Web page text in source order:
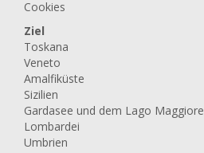
Cookies
Ziel
Toskana
Veneto
Amalfiküste
Sizilien
Gardasee und dem Lago Maggiore
Lombardei
Umbrien